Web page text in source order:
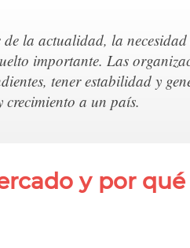
de la actualidad, la necesidad
importante. Las
tener estabilidad y
crecimiento a un país.
y por qué